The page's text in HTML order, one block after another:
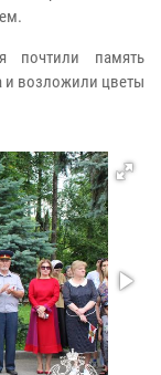
почтили память
и возложили цветы